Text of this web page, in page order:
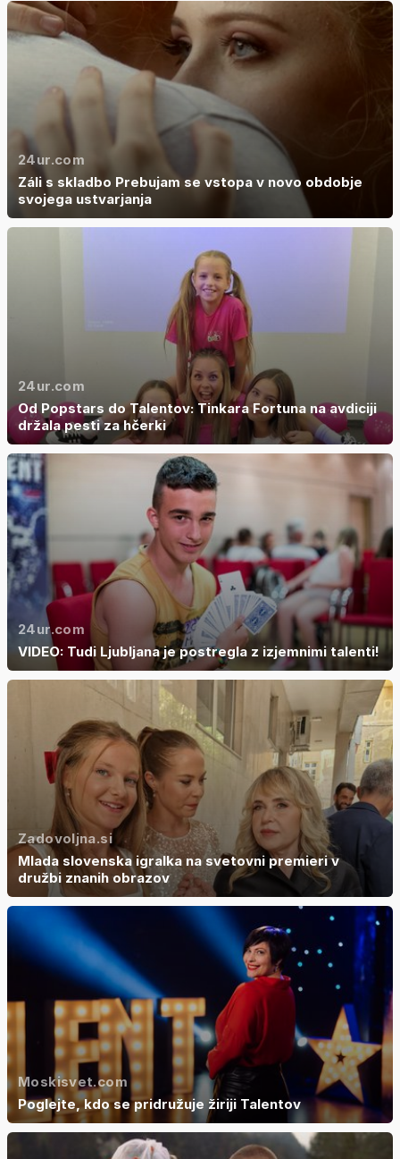
24ur.com
Záli s skladbo Prebujam se vstopa v novo obdobje
svojega ustvarjanja
24ur.com
Od Popstars do Talentov: Tinkara Fortuna na avdiciji
držala pesti za hčerki
24ur.com
VIDEO: Tudi Ljubljana je postregla z izjemnimi talenti!
Zadovoljna.si
Mlada slovenska igralka na svetovni premieri v
družbi znanih obrazov
Moskisvet.com
Poglejte, kdo se pridružuje žiriji Talentov